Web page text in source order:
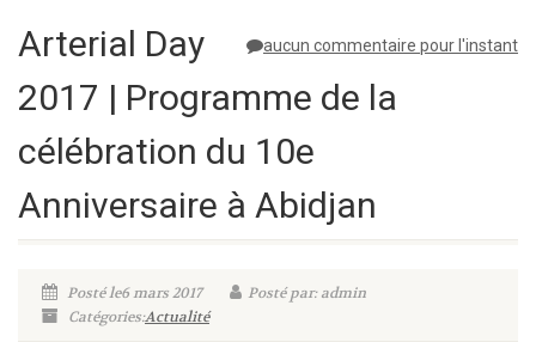
aucun commentaire pour l'instant
Arterial Day
2017 | Programme de la
célébration du 10e
Anniversaire à Abidjan
Posté le6 mars 2017
Posté par: admin
Catégories:Actualité